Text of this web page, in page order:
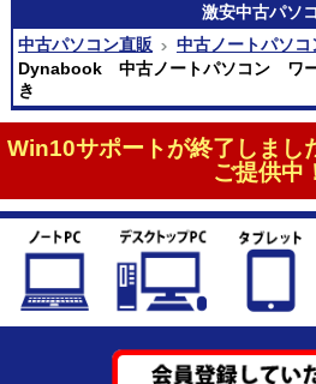
激安中古パソ
中古パソコン直販
中古ノートパソコ
Dynabook 中古ノートパソコン ワー
き
Win10サポートが終了しまし
ご提供中